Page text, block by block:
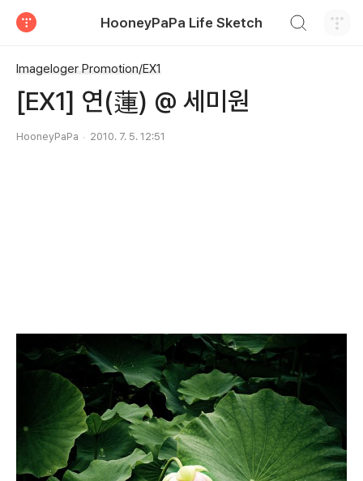
HooneyPaPa Life Sketch
Imageloger Promotion/EX1
[EX1] 연(蓮) @ 세미원
HooneyPaPa 2010. 7. 5. 12:51